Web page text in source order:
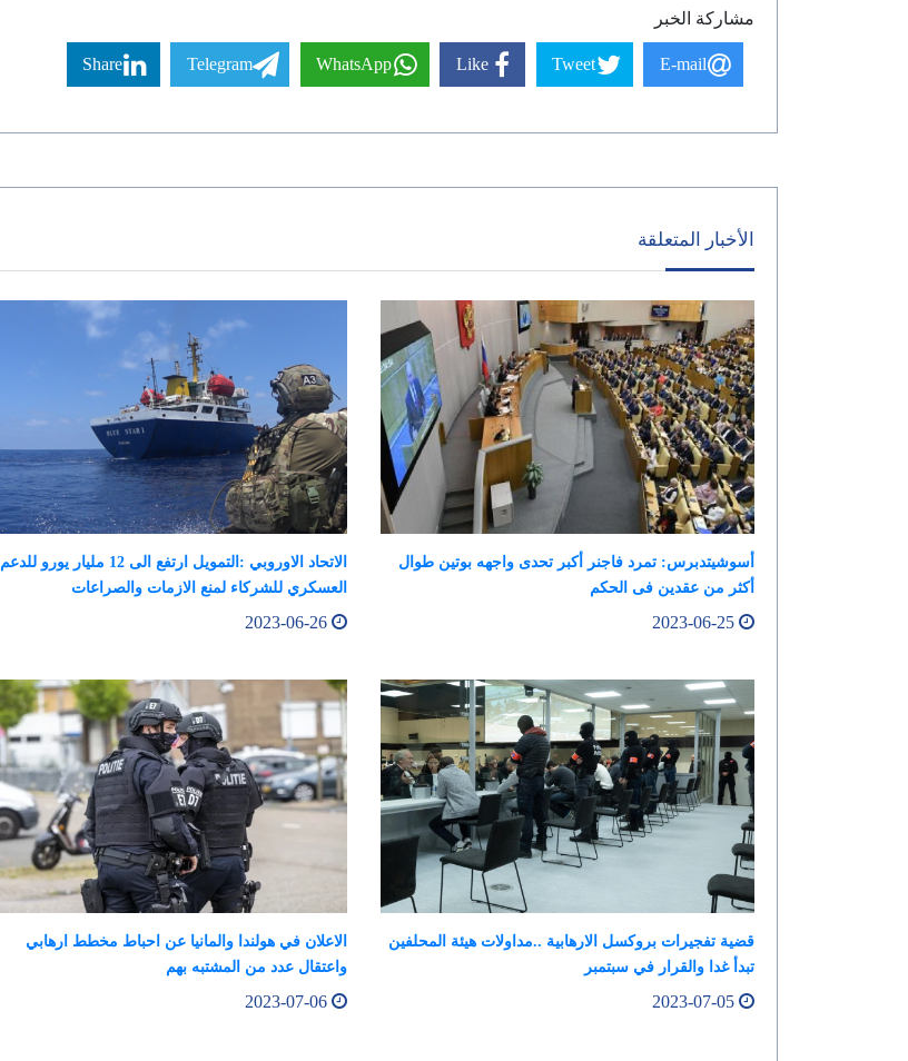
مشاركة الخبر
E-mail
Tweet
Like
WhatsApp
Telegram
Share
الأخبار المتعلقة
أسوشيتدبرس: تمرد فاجنر أكبر تحدى واجهه بوتين طوال
أكثر من عقدين فى الحكم
الاتحاد الاوروبي :التمويل ارتفع الى 12 مليار يورو للدعم
العسكري للشركاء لمنع الازمات والصراعات
قضية تفجيرات بروكسل الارهابية ..مداولات هيئة المحلفين
تبدأ غدا والقرار في سبتمبر
الاعلان في هولندا والمانيا عن احباط مخطط ارهابي
واعتقال عدد من المشتبه بهم